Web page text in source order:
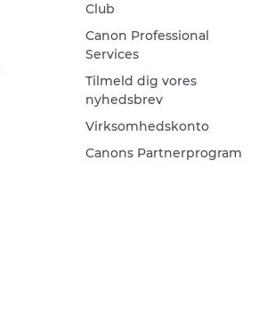
Club
Canon Professional
Services
Tilmeld dig vores
nyhedsbrev
Virksomhedskonto
Canons Partnerprogram